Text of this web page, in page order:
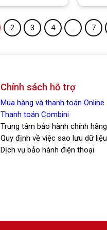
Yêu thích
2 3 4 7
Chính sách hỗ trợ
Mua hàng và thanh toán Online
Thanh toán Combini
Trung tâm bảo hành chính hãng
Quy định về việc sao lưu dữ liệu
Dịch vụ bảo hành điện thoại